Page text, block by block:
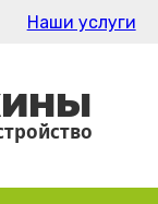
Наши услуги